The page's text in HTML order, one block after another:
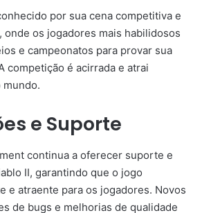
por sua cena competitiva e
os jogadores mais habilidosos
e campeonatos para provar sua
competição é acirrada e atrai
mundo.
e Suporte
continua a oferecer suporte e
II, garantindo que o jogo
e atraente para os jogadores. Novos
de bugs e melhorias de qualidade